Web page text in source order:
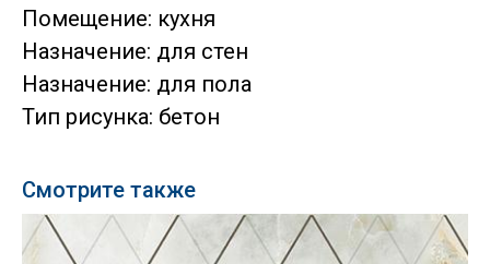
Помещение: кухня
Назначение: для стен
Назначение: для пола
Тип рисунка: бетон
Смотрите также